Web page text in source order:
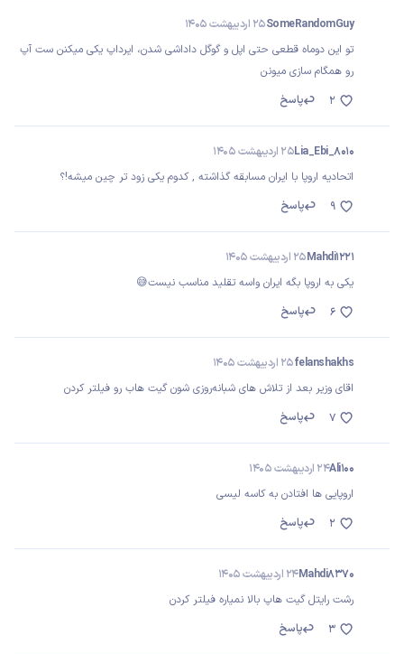
SomeRandomGuy25 اردیبهشت 1405
تو این دوماه قطعی حتی اپل و گوگل داداشی شدن، ایرداپ یکی میکنن ست آپ
رو همگام سازی میونن
پاسخ
2
Lia_Ebi_801025 اردیبهشت 1405
اتحادیه اروپا با ایران مسابقه گذاشته , کدوم یکی زود تر چین میشه!؟
پاسخ
9
Mahdi122125 اردیبهشت 1405
یکی به اروپا بگه ایران واسه تقلید مناسب نیست😅
پاسخ
6
felanshakhs25 اردیبهشت 1405
اقای وزیر بعد از تلاش های شبانه‌روزی شون گیت هاب رو فیلتر کردن
پاسخ
7
Ali10024 اردیبهشت 1405
اروپایی ها افتادن به کاسه لیسی
پاسخ
2
Mahdi837024 اردیبهشت 1405
رشت رایتل گیت هاپ بالا نمیاره فیلتر کردن
پاسخ
3